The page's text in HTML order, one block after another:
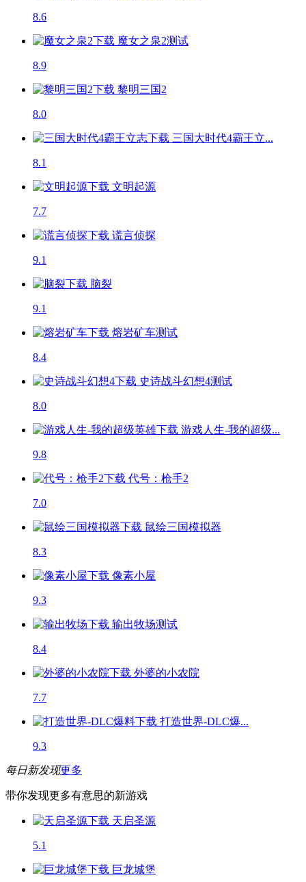
8.6
魔女之泉2测试
8.9
黎明三国2
8.0
三国大时代4霸王立...
8.1
文明起源
7.7
谎言侦探
9.1
脑裂
9.1
熔岩矿车测试
8.4
史诗战斗幻想4测试
8.0
游戏人生-我的超级...
9.8
代号：枪手2
7.0
鼠绘三国模拟器
8.3
像素小屋
9.3
输出牧场测试
8.4
外婆的小农院
7.7
打造世界-DLC爆...
9.3
每日新发现更多
带你发现更多有意思的新游戏
天启圣源
5.1
巨龙城堡